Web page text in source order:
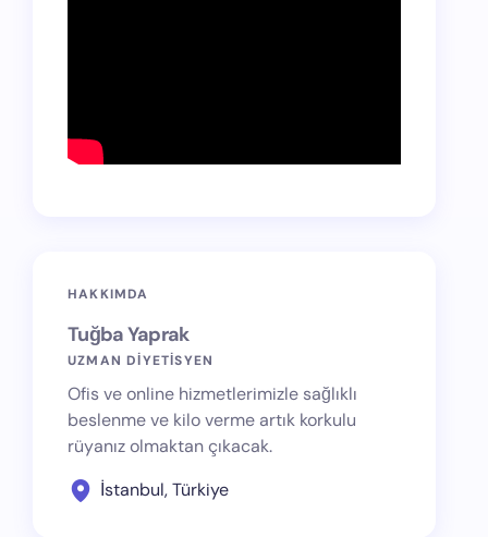
HAKKIMDA
Tuğba Yaprak
UZMAN DİYETİSYEN
Ofis ve online hizmetlerimizle sağlıklı
beslenme ve kilo verme artık korkulu
rüyanız olmaktan çıkacak.
İstanbul, Türkiye